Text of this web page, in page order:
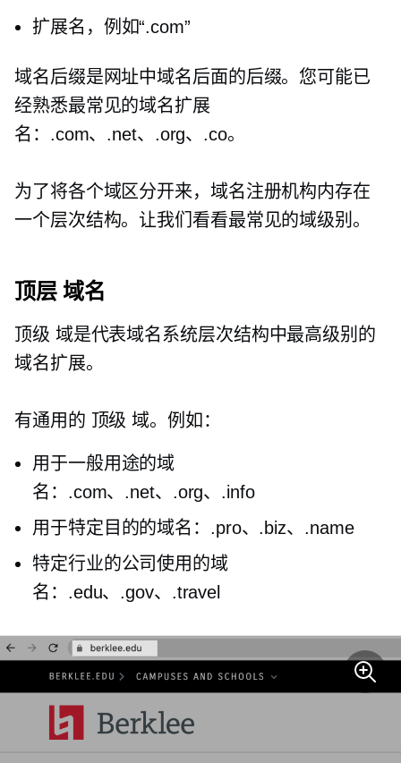
扩展名，例如“.com”
域名后缀是网址中域名后面的后缀。您可能已
经熟悉最常见的域名扩展
名：.com、.net、.org、.co。
为了将各个域区分开来，域名注册机构内存在
一个层次结构。让我们看看最常见的域级别。
顶层域名
顶级 域是代表域名系统层次结构中最高级别的
域名扩展。
有通用的 顶级 域。例如：
用于一般用途的域
名：.com、.net、.org、.info
用于特定目的的域名：.pro、.biz、.name
特定行业的公司使用的域
名：.edu、.gov、.travel